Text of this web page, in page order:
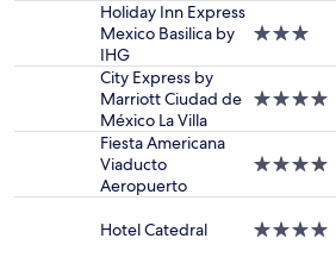
1 Übernachtung
2 Erwachsenen
gefunden
Verfügbarkeiten
können
Holiday Inn Express
Mexico Basilica by
IHG
3.0-
City Express by
Marriott Ciudad de
México La Villa
4.0-
Fiesta Americana
Viaducto
Aeropuerto
4.0-
Hotel Catedral
4.0-